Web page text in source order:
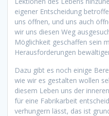
eigener Entscheidung
uns öffnen, und uns auch
wir uns diesen Weg
Möglichkeit geschaffen sein
Herausforderungen
Dazu gibt es noch einige
wie wir es gestalten wollen
diesem Leben uns der
für eine Fabrikarbeit
verhungern lässt, das ist